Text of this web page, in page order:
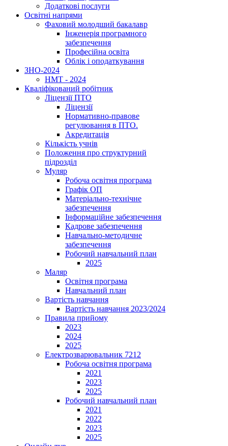
Додаткові послуги
Освітні напрями
Фаховий молодший бакалавр
Інженерія програмного
забезпечення
Професійна освіта
Облік і оподаткування
ЗНО-2024
НМТ - 2024
Кваліфікований робітник
Ліцензії ПТО
Ліцензії
Нормативно-правове
регулювання в ПТО.
Акредитація
Кількість учнів
Положення про структурний
підрозділ
Муляр
Робоча освітня програма
Графік ОП
Матеріально-технічне
забезпечення
Інформаційне забезпечення
Кадрове забезпечення
Навчально-методичне
забезпечення
Робочий навчальний план
2025
Маляр
Освітня програма
Навчальний план
Вартість навчання
Вартість навчання 2023/2024
Правила прийому
2023
2024
2025
Електрозварювальник 7212
Робоча освітня програма
2021
2023
2025
Робочий навчальний план
2021
2022
2023
2025